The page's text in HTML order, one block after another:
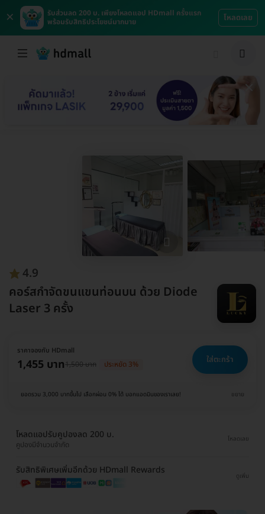
×
รับส่วนลด 200 บ. เพียงโหลดแอป HDmall ครั้งแรก
พร้อมรับสิทธิประโยชน์มากมาย
โหลดเลย
4.9
คอร์สกำจัดขนแขนท่อนบน ด้วย Diode
Laser 3 ครั้ง
ราคาจองกับ HDmall
1,455 บาท1,500 บาท ประหยัด 3% ใส่ตะกร้า
ยอดรวม 3,000 บาทขึ้นไป เลือกผ่อน 0% ได้ บอกแอดมินของเราเลย! ขยาย
โหลดแอปรับคูปองลด 200 บ.
คูปองมีจำนวนจำกัด
โหลดเลย
รับสิทธิพิเศษเพิ่มอีกด้วย HDmall Rewards
ดูเพิ่ม